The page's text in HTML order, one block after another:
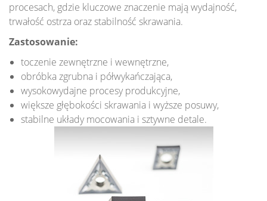
Pobierz Narzędzia Obrotowe PDF (14 MB) »
Przeglądaj Narzędzia Obrotowe online »
Pobierz Narzędzia Tokarskie PDF (14 MB) »
Przeglądaj Narzędzia Tokarskie online »
procesach, gdzie kluczowe znaczenie mają wydajność,
trwałość ostrza oraz stabilność skrawania.
Zastosowanie:
toczenie zewnętrzne i wewnętrzne,
obróbka zgrubna i półwykańczająca,
wysokowydajne procesy produkcyjne,
większe głębokości skrawania i wyższe posuwy,
stabilne układy mocowania i sztywne detale.